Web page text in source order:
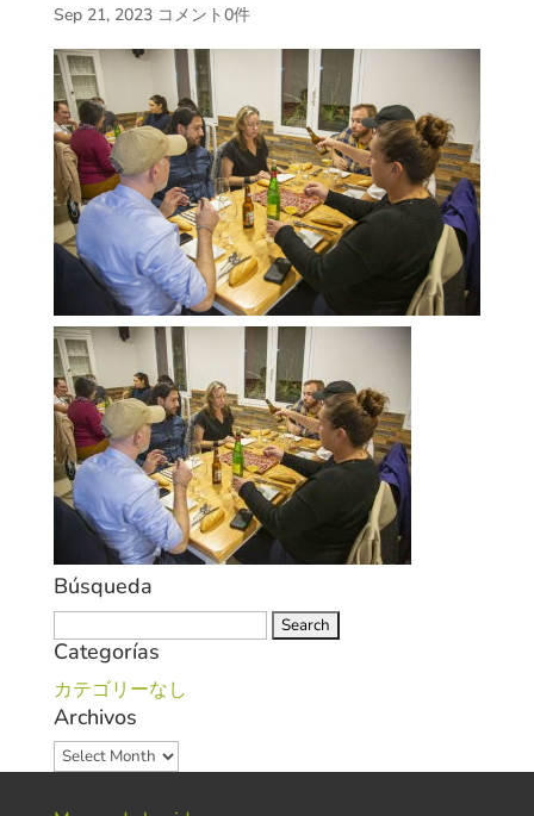
Sep 21, 2023 コメント0件
Búsqueda
for:
Categorías
カテゴリーなし
Archivos
Archivos